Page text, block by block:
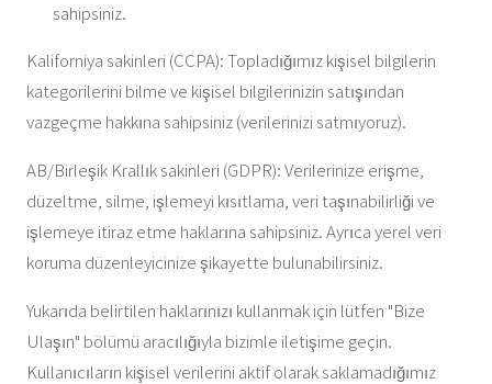
sahipsiniz.
Kaliforniya sakinleri (CCPA): Topladığımız kişisel bilgilerin
kategorilerini bilme ve kişisel bilgilerinizin satışından
vazgeçme hakkına sahipsiniz (verilerinizi satmıyoruz).
AB/Birleşik Krallık sakinleri (GDPR): Verilerinize erişme,
düzeltme, silme, işlemeyi kısıtlama, veri taşınabilirliği ve
işlemeye itiraz etme haklarına sahipsiniz. Ayrıca yerel veri
koruma düzenleyicinize şikayette bulunabilirsiniz.
Yukarıda belirtilen haklarınızı kullanmak için lütfen "Bize
Ulaşın" bölümü aracılığıyla bizimle iletişime geçin.
Kullanıcıların kişisel verilerini aktif olarak saklamadığımız